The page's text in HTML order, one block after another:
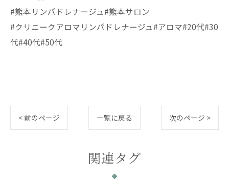
#熊本リンパドレナージュ#熊本サロン
#クリニークアロマリンパドレナージュ#アロマ#20代#30
代#40代#50代
< 前のページ 一覧に戻る 次のページ >
関連タグ